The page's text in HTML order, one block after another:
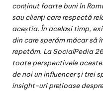
conținut foarte buni în
sau clienți care respectă
aceștia. În același timp,
din care sperăm măcar să
repetăm. La SocialPedia
toate perspectivele
de noi un influencer și trei
insight-uri prețioase